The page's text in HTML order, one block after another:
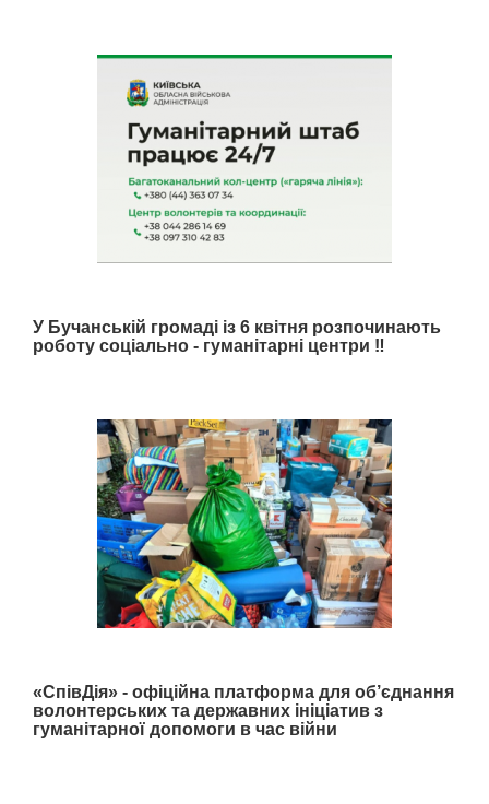
У Бучанській громаді із 6 квітня розпочинають
роботу соціально - гуманітарні центри ‼️
«СпівДія» - офіційна платформа для об’єднання
волонтерських та державних ініціатив з
гуманітарної допомоги в час війни